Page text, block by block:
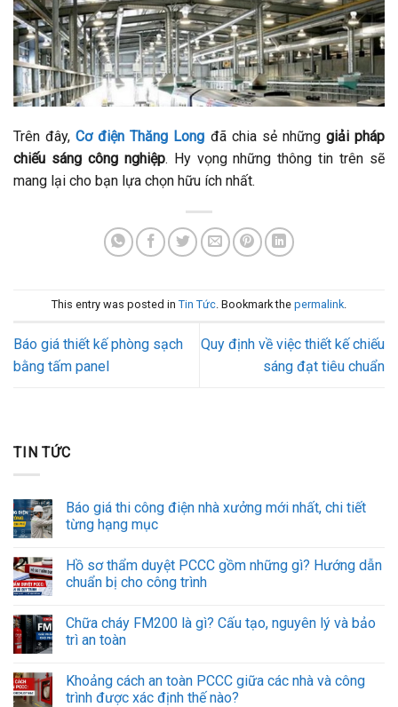
Trên đây,Cơ điện Thăng Long đã chia sẻ những giải pháp
chiếu sáng công nghiệp. Hy vọng những thông tin trên sẽ
mang lại cho bạn lựa chọn hữu ích nhất.
This entry was posted in Tin Tức. Bookmark the permalink.
Báo giá thiết kế phòng sạch
bằng tấm panel
Quy định về việc thiết kế chiếu
sáng đạt tiêu chuẩn
TIN TỨC
Báo giá thi công điện nhà xưởng mới nhất, chi tiết
từng hạng mục
Hồ sơ thẩm duyệt PCCC gồm những gì? Hướng dẫn
chuẩn bị cho công trình
Chữa cháy FM200 là gì? Cấu tạo, nguyên lý và bảo
trì an toàn
Khoảng cách an toàn PCCC giữa các nhà và công
trình được xác định thế nào?